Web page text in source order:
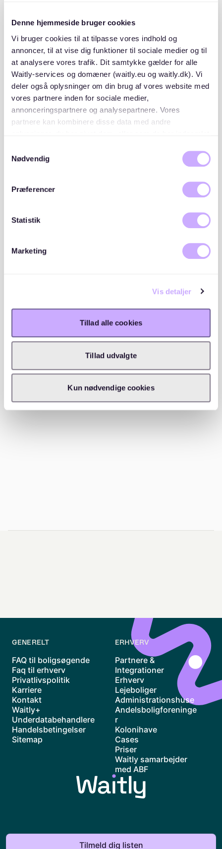
Denne hjemmeside bruger cookies
Vi bruger cookies til at tilpasse vores indhold og
annoncer, til at vise dig funktioner til sociale medier og til
at analysere vores trafik. Dit samtykke gælder for alle
Waitly-services og domæner (waitly.eu og waitly.dk). Vi
deler også oplysninger om din brug af vores website med
vores partnere inden for sociale medier,
annonceringspartnere og analysepartnere. Vores
partnere kan kombinere disse data med andre
cookies, hvis du fortsætter med at anvende vores
Nødvendig
Præferencer
Statistik
Marketing
Vis detaljer
Tillad alle cookies
Tillad udvalgte
Kun nødvendige cookies
gaden. Til andelshaverne med bil, har foreningen et
parkeringsareal med bom. Foreningen er opført i 2
etager, og derudover er der både kælder og tagetage.
Adgang til boligerne i stueetagen sker direkte fra
terræn, mens der er adgang til boligerne på 1. sal via
svalegang.
A/B Alleen 72-78 rækkefølge i forbindelse med
(8 aktive / 1 passive)
2
75 opskrivninger
Beliggenhed
Tilmeld dig listen
GENERELT
FAQ til boligsøgende
Faq til erhverv
Privatlivspolitik
Karriere
Kontakt
Waitly+
Underdatabehandlere
Handelsbetingelser
Sitemap
ERHVERV
Partnere &
Integrationer
Erhverv
Lejeboliger
Administrationshuse
Andelsboligforeninge
r
Kolonihave
Cases
Priser
Waitly samarbejder
med ABF
© Waitly ApS